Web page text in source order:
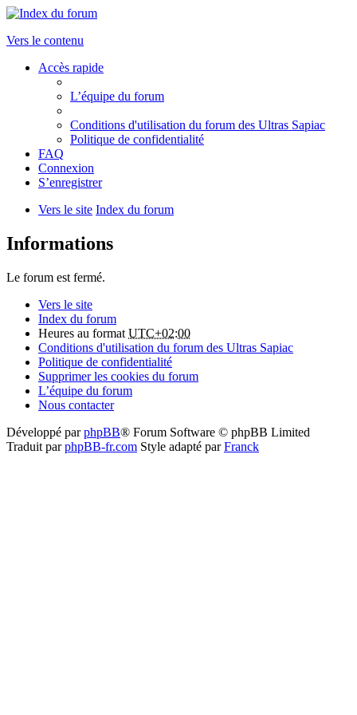
Vers le contenu
Accès rapide
L’équipe du forum
Conditions d'utilisation du forum des Ultras Sapiac
Politique de confidentialité
FAQ
Connexion
S’enregistrer
Vers le site Index du forum
Informations
Le forum est fermé.
Vers le site
Index du forum
Heures au format UTC+02:00
Conditions d'utilisation du forum des Ultras Sapiac
Politique de confidentialité
Supprimer les cookies du forum
L’équipe du forum
Nous contacter
Développé parphpBB® Forum Software © phpBB Limited
Traduit parphpBB-fr.com Style adapté parFranck